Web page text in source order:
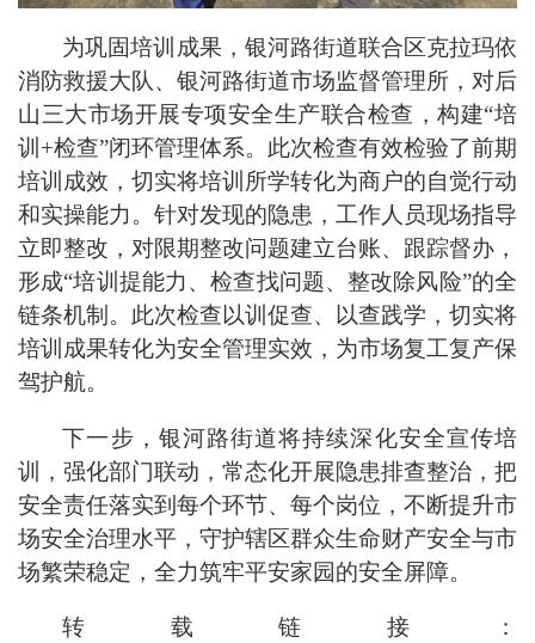
为巩固培训成果，银河路街道联合区克拉玛依
消防救援大队、银河路街道市场监督管理所，对后
山三大市场开展专项安全生产联合检查，构建“培
训 +检查”闭环管理体系。此次检查有效检验了前期
培训成效，切实将培训所学转化为商户的自觉行动
和实操能力。针对发现的隐患，工作人员现场指导
立即整改，对限期整改问题建立台账、跟踪督办，
形成“培训提能力、检查找问题、整改除风险”的全
链条机制。此次检查以训促查、以查践学，切实将
培训成果转化为安全管理实效，为市场复工复产保
驾护航。
下一步，银河路街道将持续深化安全宣传培
训，强化部门联动，常态化开展隐患排查整治，把
安全责任落实到每个环节、每个岗位，不断提升市
场安全治理水平，守护辖区群众生命财产安全与市
场繁荣稳定，全力筑牢平安家园的安全屏障。
转载链接：